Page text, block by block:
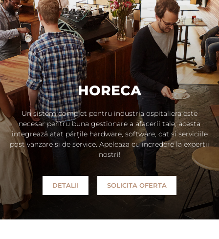
HORECA
Un sistem complet pentru industria ospitaliera este
necesar pentru buna gestionare a afacerii tale, acesta
integrează atat părțile hardware, software, cat si serviciile
post vanzare si de service. Apeleaza cu incredere la expertii
nostri!
DETALII SOLICITA OFERTA